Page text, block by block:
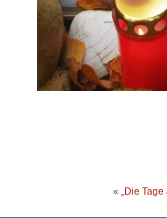
« „Die